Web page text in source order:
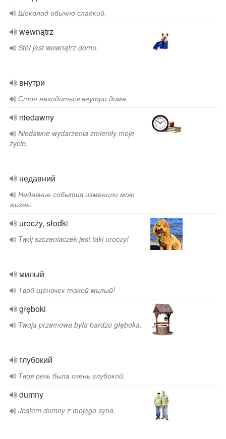
Шоколад обычно сладкий.
wewnątrz
Stół jest wewnątrz domu.
внутри
Стол находиться внутри дома.
niedawny
Niedawne wydarzenia zmieniły moje
życie.
недавний
Недавние события изменили мою
жизнь.
uroczy, słodki
Twój szczeniaczek jest taki uroczy!
милый
Твой щеночек такой милый!
głęboki
Twoja przemowa była bardzo głęboka.
глубокий
Твоя речь была очень глубокой.
dumny
Jestem dumny z mojego syna.